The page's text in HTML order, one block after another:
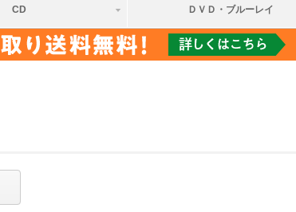
CD ＤＶＤ・ブルーレイ